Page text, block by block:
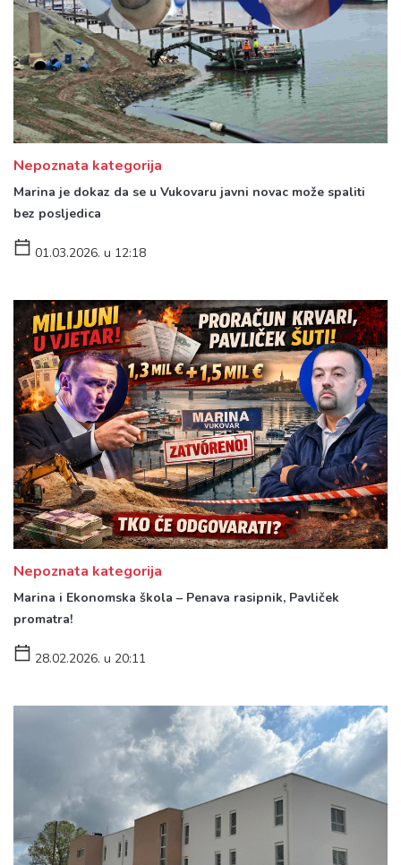
Nepoznata kategorija
Marina je dokaz da se u Vukovaru javni novac može spaliti
bez posljedica
01.03.2026. u 12:18
Nepoznata kategorija
Marina i Ekonomska škola – Penava rasipnik, Pavliček
promatra!
28.02.2026. u 20:11